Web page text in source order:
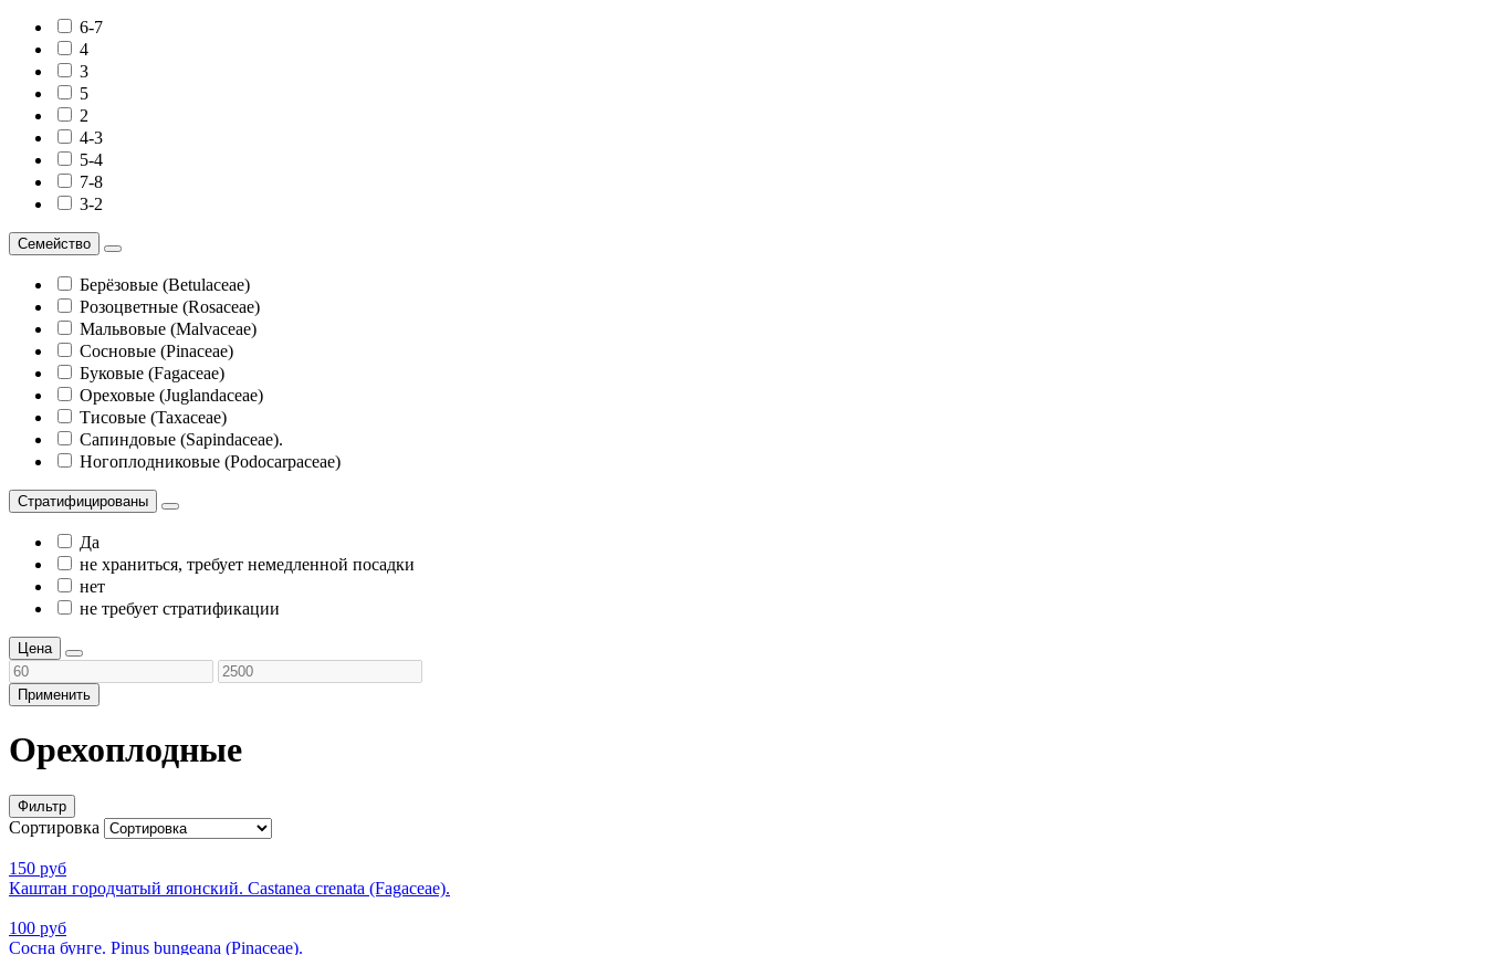
6-7
4
3
5
2
4-3
5-4
7-8
3-2
Семейство
Берёзовые (Betulaceae)
Розоцветные (Rosaceae)
Мальвовые (Malvaceae)
Сосновые (Pinaceae)
Буковые (Fagaceae)
Ореховые (Juglandaceae)
Тисовые (Taxаceae)
Сапиндовые (Sapindaceae).
Ногоплодниковые (Podocarpaceae)
Стратифицированы
Да
не храниться, требует немедленной посадки
нет
не требует стратификации
Цена
Применить
Орехоплодные
Фильтр
Сортировка
150 руб
Каштан городчатый японский. Castanea crenata (Fagaceae).
100 руб
Сосна бунге. Pinus bungeana (Pinaceae).